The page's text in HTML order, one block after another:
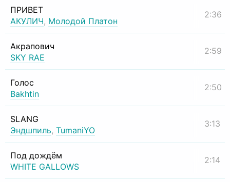
ПРИВЕТ
АКУЛИЧ, Молодой Платон
2:36
Акрапович
SKY RAE
2:59
Голос
Bakhtin
2:50
SLANG
Эндшпиль, TumaniYO
3:13
Под дождём
WHITE GALLOWS
2:14